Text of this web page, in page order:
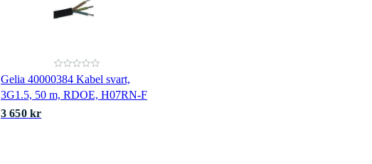
Gelia 40000384 Kabel svart,
3G1.5, 50 m, RDOE, H07RN-F
3 650 kr